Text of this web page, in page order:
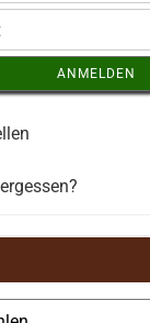
ANMELDEN